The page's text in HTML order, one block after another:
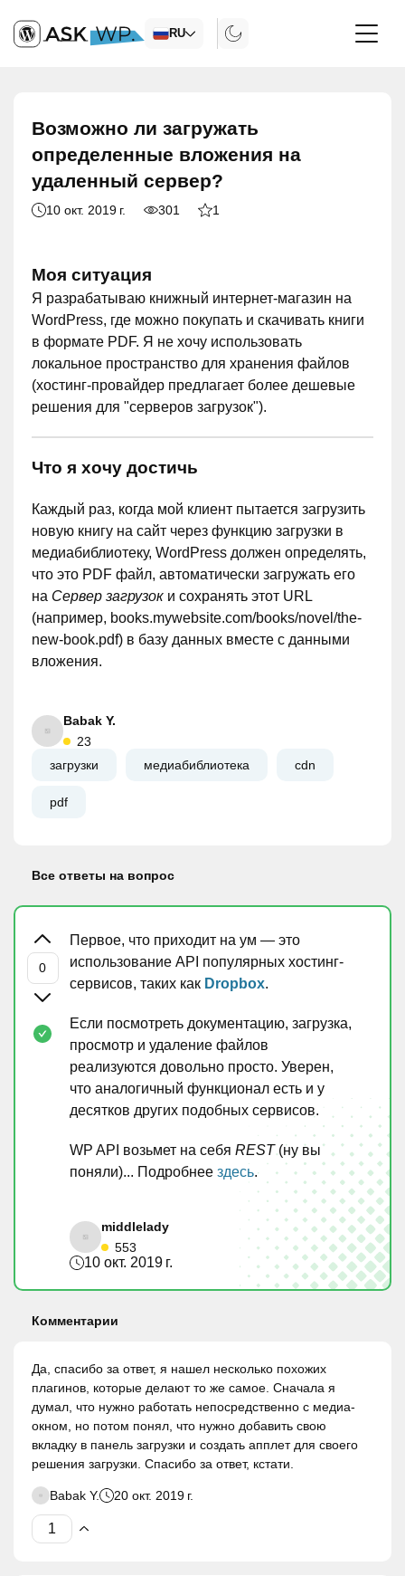
RU
Возможно ли загружать
определенные вложения на
удаленный сервер?
10 окт. 2019 г. 301 1
Моя ситуация
Я разрабатываю книжный интернет-магазин на
WordPress, где можно покупать и скачивать книги
в формате PDF. Я не хочу использовать
локальное пространство для хранения файлов
(хостинг-провайдер предлагает более дешевые
решения для "серверов загрузок").
Что я хочу достичь
Каждый раз, когда мой клиент пытается загрузить
новую книгу на сайт через функцию загрузки в
медиабиблиотеку, WordPress должен определять,
что это PDF файл, автоматически загружать его
на Сервер загрузок и сохранять этот URL
(например, books.mywebsite.com/books/novel/the-
new-book.pdf) в базу данных вместе с данными
вложения.
Babak Y.
23
загрузки
медиабиблиотека cdn
pdf
Все ответы на вопрос
Первое, что приходит на ум — это
использование API популярных хостинг-
сервисов, таких как Dropbox.
Если посмотреть документацию, загрузка,
просмотр и удаление файлов
реализуются довольно просто. Уверен,
что аналогичный функционал есть и у
десятков других подобных сервисов.
WP API возьмет на себя REST(ну вы
поняли)... Подробнее здесь.
middlelady
553
10 окт. 2019 г.
Комментарии
Да, спасибо за ответ, я нашел несколько похожих
плагинов, которые делают то же самое. Сначала я
думал, что нужно работать непосредственно с медиа-
окном, но потом понял, что нужно добавить свою
вкладку в панель загрузки и создать апплет для своего
решения загрузки. Спасибо за ответ, кстати.
Babak Y. 20 окт. 2019 г.